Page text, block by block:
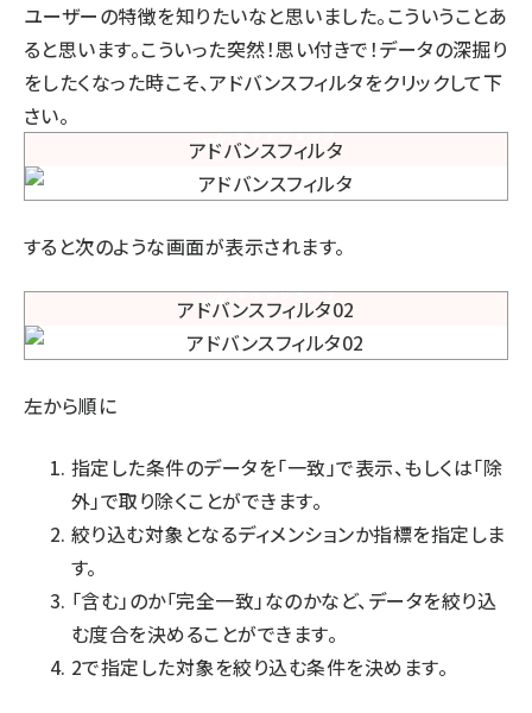
ユーザーの特徴を知りたいなと思いました。こういうことあ
ると思います。こういった突然！思い付きで！データの深掘り
をしたくなった時こそ、アドバンスフィルタをクリックして下
さい。
すると次のような画面が表示されます。
左から順に
指定した条件のデータを「一致」で表示、もしくは「除
外」で取り除くことができます。
絞り込む対象となるディメンションか指標を指定しま
す。
「含む」のか「完全一致」なのかなど、データを絞り込
む度合を決めることができます。
2で指定した対象を絞り込む条件を決めます。